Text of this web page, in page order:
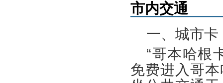
市内交通
一、城市卡
“哥本哈根
免费进入哥